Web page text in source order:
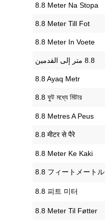
‎8.8 Meter Na Stopa
‎8.8 Meter Till Fot
‎8.8 Meter In Voete
‎8.8 Ayaq Metr
‎8.8 ফুট মধ্যে মিটার
‎8.8 Metres A Peus
‎8.8 मीटर से पैरे
‎8.8 Meter Ke Kaki
‎8.8 フィートメートル
‎8.8 피트 미터
‎8.8 Meter Til Føtter